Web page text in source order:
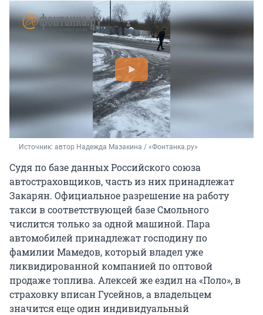
Источник: автор Надежда Мазакина / «Фонтанка.ру»
Судя по базе данных Российского союза
автостраховщиков, часть из них принадлежат
Закарян. Официальное разрешение на работу
такси в соответствующей базе Смольного
числится только за одной машиной. Пара
автомобилей принадлежат господину по
фамилии Мамедов, который владел уже
ликвидированной компанией по оптовой
продаже топлива. Алексей же ездил на «Поло», в
страховку вписан Гусейнов, а владельцем
значится еще один индивидуальный